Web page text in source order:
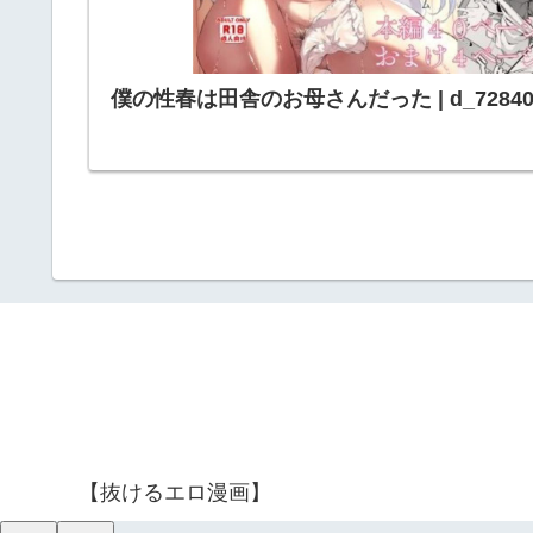
僕の性春は田舎のお母さんだった |
【抜けるエロ漫画】